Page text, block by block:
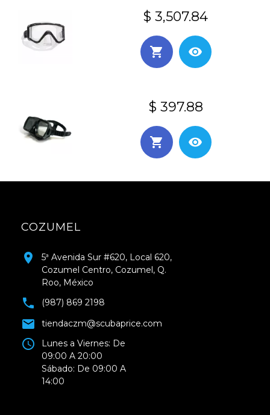
$ 3,507.84
$ 397.88
COZUMEL
5ª Avenida Sur #620, Local 620,
Cozumel Centro, Cozumel, Q.
Roo, México
(987) 869 2198
tiendaczm@scubaprice.com
Lunes a Viernes: De
09:00 A 20:00
Sábado: De 09:00 A
14:00